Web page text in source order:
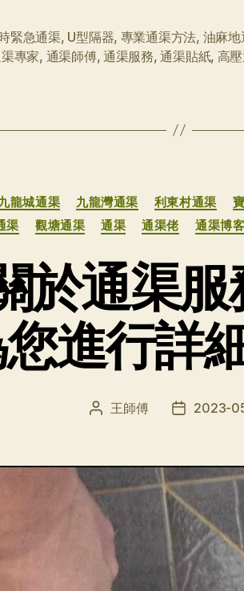
緊急通渠, U型隔器, 專業通渠方法, 油麻地
專家, 通渠師傅, 通渠服務,通渠貼紙, 高
分
类
龍城通渠 九龍灣通渠 利東村通渠
渠
觀塘通渠 通渠 通渠佬 通渠博客
於通渠
進行詳
文
者
王師傅
发
期
2023-